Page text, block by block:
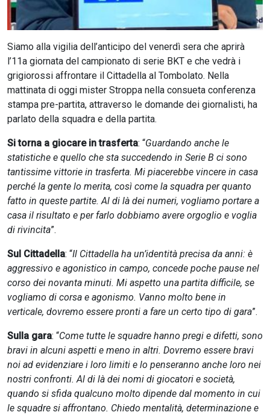
Siamo alla vigilia dell’anticipo del venerdì sera che aprirà
l’11a giornata del campionato di serie BKT e che vedrà i
grigiorossi affrontare il Cittadella al Tombolato. Nella
mattinata di oggi mister Stroppa nella consueta conferenza
stampa pre-partita, attraverso le domande dei giornalisti, ha
parlato della squadra e della partita.
Si torna a giocare in trasferta: “Guardando anche le
statistiche e quello che sta succedendo in Serie B ci sono
tantissime vittorie in trasferta. Mi piacerebbe vincere in casa
perché la gente lo merita, così come la squadra per quanto
fatto in queste partite. Al di là dei numeri, vogliamo portare a
casa il risultato e per farlo dobbiamo avere orgoglio e voglia
di rivincita”.
Sul Cittadella: “Il Cittadella ha un’identità precisa da anni: è
aggressivo e agonistico in campo, concede poche pause nel
corso dei novanta minuti. Mi aspetto una partita difficile, se
vogliamo di corsa e agonismo. Vanno molto bene in
verticale, dovremo essere pronti a fare un certo tipo di gara”.
Sulla gara: “Come tutte le squadre hanno pregi e difetti, sono
bravi in alcuni aspetti e meno in altri. Dovremo essere bravi
noi ad evidenziare i loro limiti e lo penseranno anche loro nei
nostri confronti. Al di là dei nomi di giocatori e società,
quando si sfida qualcuno molto dipende dal momento in cui
le squadre si affrontano. Chiedo mentalità, determinazione e